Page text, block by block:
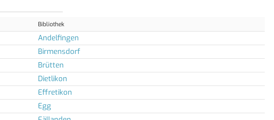
Bibliothek
Andelfingen
Birmensdorf
Brütten
Dietlikon
Effretikon
Egg